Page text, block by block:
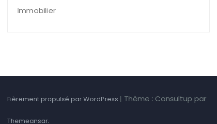
Immobilier
Fièrement propulsé par WordPress | Thème : Consultup par
Themeansar.